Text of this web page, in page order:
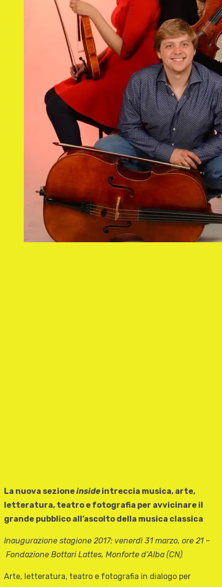
La nuova sezioneinsideintreccia musica, arte,
letteratura, teatro e fotografia per avvicinare il
grande pubblico all’ascolto della musica classica
Inaugurazione stagione 2017: venerdì 31 marzo, ore 21 –
Fondazione Bottari Lattes, Monforte d’Alba (CN)
Arte, letteratura, teatro e fotografia in dialogo per